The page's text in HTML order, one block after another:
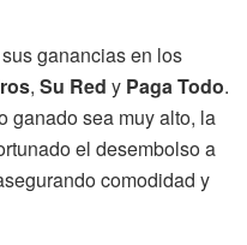
ganancias en los
, Su Red y Paga Todo.
ganado sea muy alto, la
el desembolso a
comodidad y